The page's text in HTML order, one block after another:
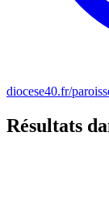
diocese40.fr/
Résultats